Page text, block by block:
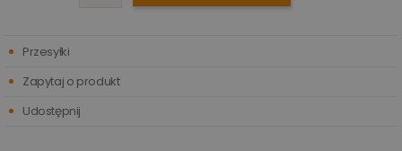
Przesyłki
Zapytaj o produkt
Udostępnij